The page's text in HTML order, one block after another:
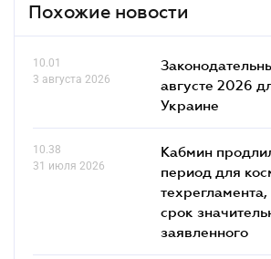
Похожие новости
10.01
3 августа 2026
августе 2026
Украине
10.38
31 июля 2026
Кабмин
период для
срок
заявленного